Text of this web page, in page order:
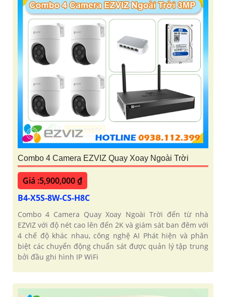
Combo 4 Camera EZVIZ Quay Xoay Ngoài Trời
Giá :5,900,000 ₫
B4-X5S-8W-CS-H8C
Combo 4 Camera Quay Xoay Ngoài Trời đến từ nhà
EZVIZ với độ nét cao lên đến 2K và giám sát ban đêm với
4 chế độ khác nhau, công nghệ AI Phát hiện và phân
biệt các chuyển động chuẩn sát được quản lý tập trung
bởi đầu ghi hình IP WiFi